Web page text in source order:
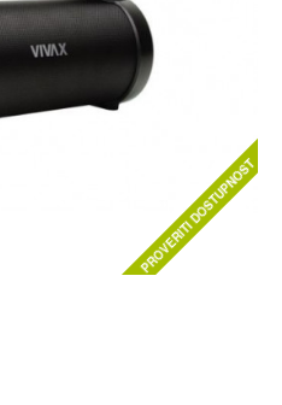
PROVERITI DOSTUPNOST